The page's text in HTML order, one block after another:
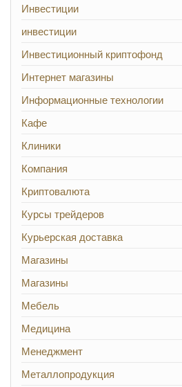
Инвестиции
инвестиции
Инвестиционный криптофонд
Интернет магазины
Информационные технологии
Кафе
Клиники
Компания
Криптовалюта
Курсы трейдеров
Курьерская доставка
Магазины
Магазины
Мебель
Медицина
Менеджмент
Металлопродукция